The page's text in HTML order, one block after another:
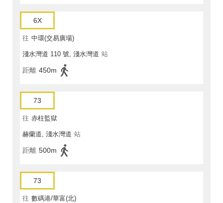
6X
往 中環(交易廣場)
淺水灣道 110 號, 淺水灣道 站
距離 450m
73
往 赤柱監獄
赫蘭道, 淺水灣道 站
距離 500m
73
往 數碼港/華富(北)